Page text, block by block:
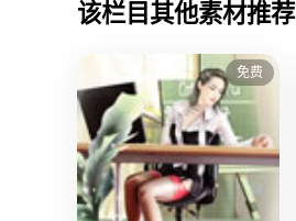
该栏目其他素材推荐
免费